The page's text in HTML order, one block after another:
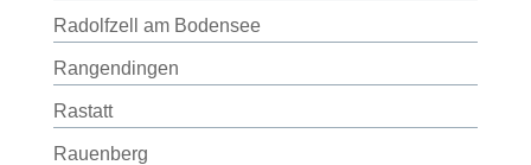
Radolfzell am Bodensee
Rangendingen
Rastatt
Rauenberg